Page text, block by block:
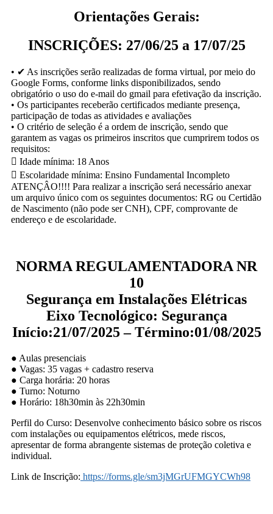
Orientações Gerais:
INSCRIÇÕES: 27/06/25 a 17/07/25
• ✔ As inscrições serão realizadas de forma virtual, por meio do
Google Forms, conforme links disponibilizados, sendo
obrigatório o uso do e-mail do gmail para efetivação da inscrição.
• Os participantes receberão certificados mediante presença,
participação de todas as atividades e avaliações
• O critério de seleção é a ordem de inscrição, sendo que
garantem as vagas os primeiros inscritos que cumprirem todos os
requisitos:
 Idade mínima: 18 Anos
 Escolaridade mínima: Ensino Fundamental Incompleto
ATENÇÂO!!!! Para realizar a inscrição será necessário anexar
um arquivo único com os seguintes documentos: RG ou Certidão
de Nascimento (não pode ser CNH), CPF, comprovante de
endereço e de escolaridade.
NORMA REGULAMENTADORA NR
10
Segurança em Instalações Elétricas
Eixo Tecnológico: Segurança
Início:21/07/2025 – Término:01/08/2025
● Aulas presenciais
● Vagas: 35 vagas + cadastro reserva
● Carga horária: 20 horas
● Turno: Noturno
● Horário: 18h30min às 22h30min
Perfil do Curso: Desenvolve conhecimento básico sobre os riscos
com instalações ou equipamentos elétricos, mede riscos,
apresentar de forma abrangente sistemas de proteção coletiva e
individual.
Link de Inscrição: https://forms.gle/sm3jMGrUFMGYCWh98